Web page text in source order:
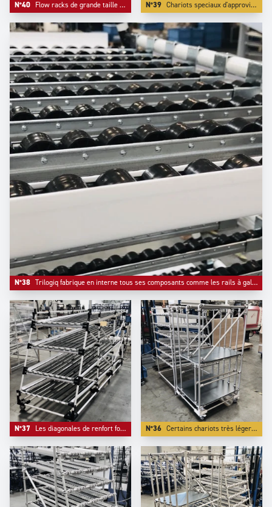
N°40 Flow racks de grande taille avec niveau de stockage fixe en partie inférieure. N°39 Chariots speciaux d'approvisionnement de petites pièces comme visserie et petits accessoires.
N°38 Trilogiq fabrique en interne tous ses composants comme les rails à galets et les guides de flux.
N°37 Les diagonales de renfort font partie de l'équipement de série des flow racks pour l'industrie automobile. N°36 Certains chariots très légers peuvent être constituées avec notre gamme de profiliés aluminium et connecteurs compacts .